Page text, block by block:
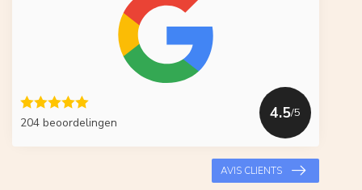
204 beoordelingen
4.5/5
AVIS CLIENTS